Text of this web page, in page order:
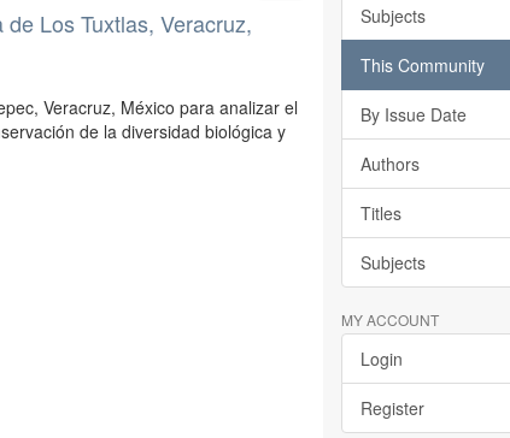
Los Tuxtlas, Veracruz,
Veracruz, México para analizar el
de la diversidad biológica y
Subjects
This Community
By Issue Date
Authors
Titles
Subjects
MY ACCOUNT
Login
Register